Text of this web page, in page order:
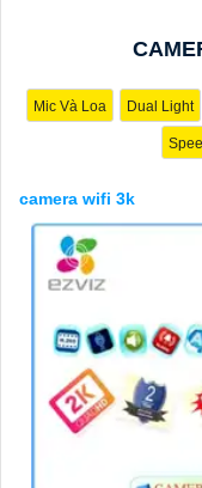
Mic Và Loa Dual Light
camera wifi 3k